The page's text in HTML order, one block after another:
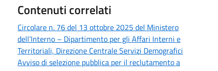
Contenuti correlati
Circolare n. 76 del 13 ottobre 2025 del Ministero
dell’Interno – Dipartimento per gli Affari Interni e
Territoriali, Direzione Centrale Servizi Demografici
Avviso di selezione pubblica per il reclutamento a